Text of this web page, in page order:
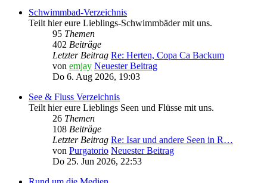
Schwimmbad-Verzeichnis
Teilt hier eure Lieblings-Schwimmbäder mit uns.
95 Themen
402 Beiträge
Letzter Beitrag Re: Herten, Copa Ca Backum
von emjay Neuester Beitrag
Do 6. Aug 2026, 19:03
See & Fluss Verzeichnis
Teilt hier eure Lieblings Seen und Flüsse mit uns.
26 Themen
108 Beiträge
Letzter Beitrag Re: Isar und andere Seen in R…
von Purgatorio Neuester Beitrag
Do 25. Jun 2026, 22:53